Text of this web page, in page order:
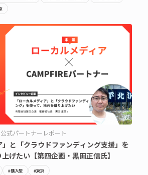
公式パートナーレポート
」と「クラウドファンディング支援」を
げたい【第四企画・黒田正信氏】
#購入型 #東京